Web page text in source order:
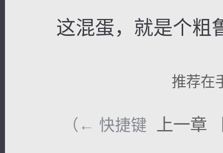
这混蛋，就是个粗
推荐在
（← 快捷键 上一章